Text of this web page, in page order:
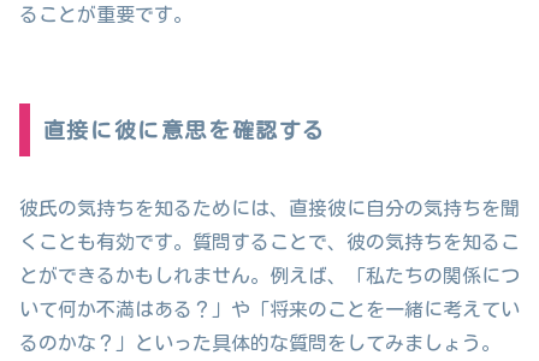
ることが重要です。
直接に彼に意思を確認する
彼氏の気持ちを知るためには、直接彼に自分の気持ちを聞
くことも有効です。質問することで、彼の気持ちを知るこ
とができるかもしれません。例えば、「私たちの関係につ
いて何か不満はある？」や「将来のことを一緒に考えてい
るのかな？」といった具体的な質問をしてみましょう。